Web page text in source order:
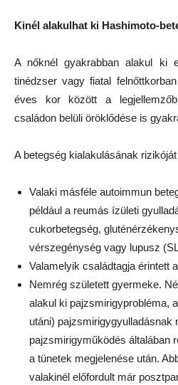
Kinél alakulhat ki Hashimoto-
A nőknél gyakrabban alakul ki
tinédzser vagy fiatal
éves kor között a
családon belüli öröklődése is
A betegség kialakulásának
Valaki másféle autoimmun
például a reumás ízületi
cukorbetegség,
vérszegénység vagy lupusz
Valamelyik családtagja érintett
Nemrég született gyermeke.
alakul ki pajzsmirigyprobléma,
utáni) pajzsmirigygyulladásnak
pajzsmirigyműködés általában
a tünetek megjelenése után.
valakinél előfordult már